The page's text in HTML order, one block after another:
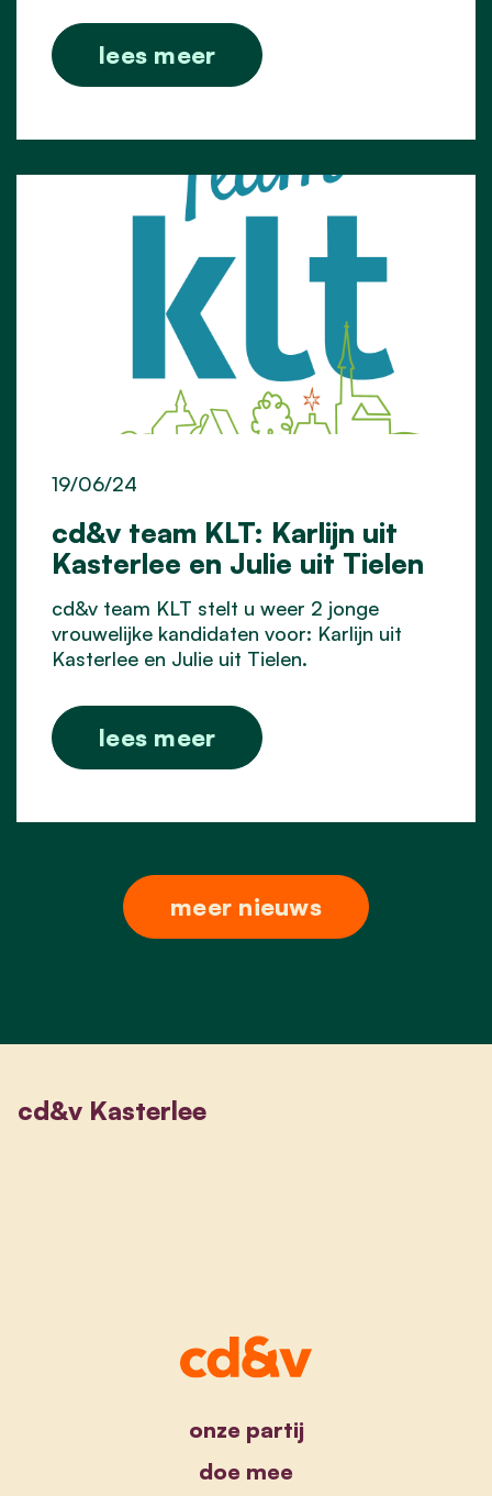
lees meer
cd&v team KLT: Karlijn uit
Kasterlee en Julie uit Tielen
19/06/24
cd&v team KLT stelt u weer 2 jonge
vrouwelijke kandidaten voor: Karlijn uit
Kasterlee en Julie uit Tielen.
lees meer
meer nieuws
cd&v Kasterlee
onze partij
doe mee